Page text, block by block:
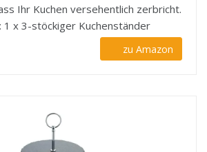
Ihr Kuchen versehentlich zerbricht.
1 x 3-stöckiger Kuchenständer
zu Amazon